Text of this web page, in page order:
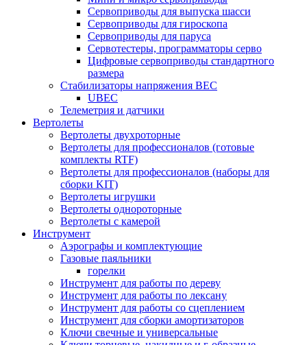
Сервоприводы для выпуска шасси
Сервоприводы для гироскопа
Сервоприводы для паруса
Сервотестеры, программаторы серво
Цифровые сервоприводы стандартного
размера
Стабилизаторы напряжения BEC
UBEC
Телеметрия и датчики
Вертолеты
Вертолеты двухроторные
Вертолеты для профессионалов (готовые
комплекты RTF)
Вертолеты для профессионалов (наборы для
сборки KIT)
Вертолеты игрушки
Вертолеты однороторные
Вертолеты с камерой
Инструмент
Аэрографы и комплектующие
Газовые паяльники
горелки
Инструмент для работы по дереву
Инструмент для работы по лексану
Инструмент для работы со сцеплением
Инструмент для сборки амортизаторов
Ключи свечные и универсальные